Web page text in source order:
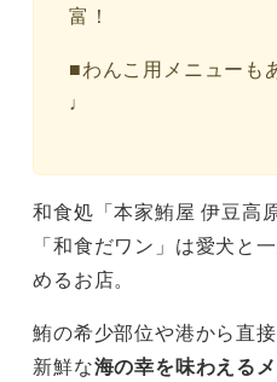
富！
■わんこ用メニューも
♩
和食処「本家鮪屋 伊豆高
「和食だワン」は愛犬と
めるお店。
鮪の希少部位や港から直
新鮮な海の幸を味わえる